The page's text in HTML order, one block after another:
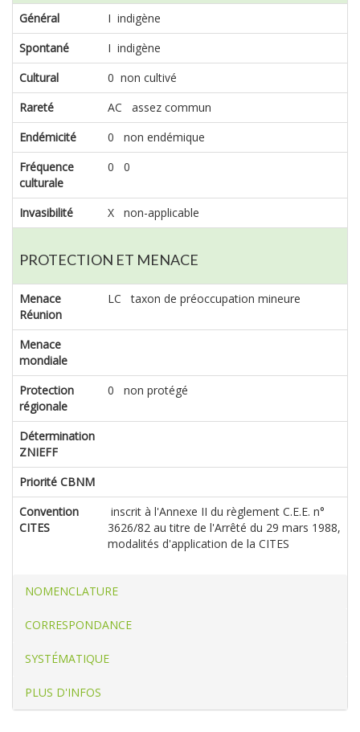
Général
I indigène
Spontané
I indigène
Cultural
0 non cultivé
Rareté
AC assez commun
Endémicité
0 non endémique
Fréquence
culturale
0 0
Invasibilité X non-applicable
PROTECTION ET MENACE
Menace
Réunion
LC taxon de préoccupation mineure
Menace
mondiale
Protection
régionale
0 non protégé
Détermination
ZNIEFF
Priorité CBNM
Convention
CITES
inscrit à l'Annexe II du règlement C.E.E. n°
3626/82 au titre de l'Arrêté du 29 mars 1988,
modalités d'application de la CITES
NOMENCLATURE
CORRESPONDANCE
SYSTÉMATIQUE
PLUS D'INFOS